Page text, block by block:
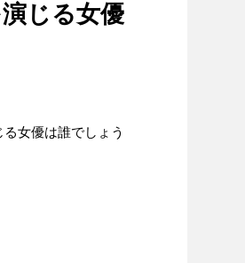
じる女優
女優は誰でしょう